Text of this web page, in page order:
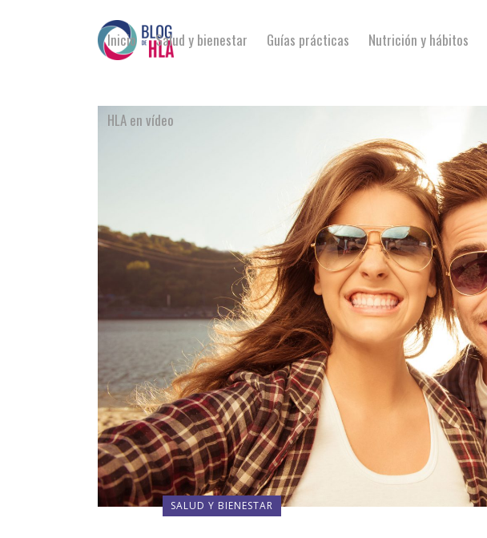
Inicio Salud y bienestar Guías prácticas Nutrición y hábitos
HLA en vídeo
SALUD Y BIENESTAR